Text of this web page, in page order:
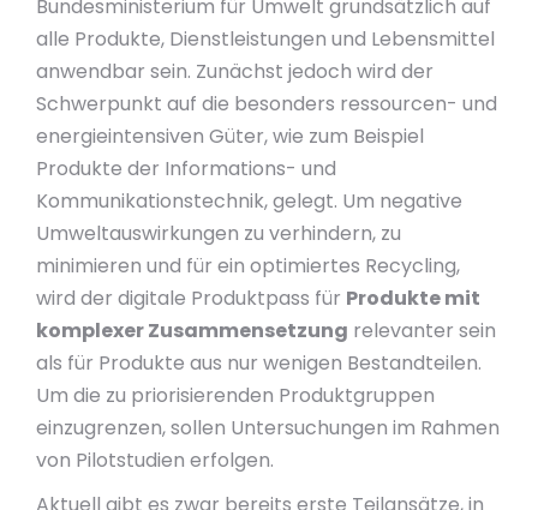
Bundesministerium für Umwelt grundsätzlich auf
alle Produkte, Dienstleistungen und Lebensmittel
anwendbar sein. Zunächst jedoch wird der
Schwerpunkt auf die besonders ressourcen- und
energieintensiven Güter, wie zum Beispiel
Produkte der Informations- und
Kommunikationstechnik, gelegt. Um negative
Umweltauswirkungen zu verhindern, zu
minimieren und für ein optimiertes Recycling,
wird der digitale Produktpass für Produkte mit
komplexer Zusammensetzung relevanter sein
als für Produkte aus nur wenigen Bestandteilen.
Um die zu priorisierenden Produktgruppen
einzugrenzen, sollen Untersuchungen im Rahmen
von Pilotstudien erfolgen.